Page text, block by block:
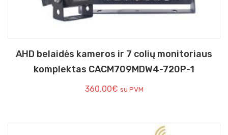
AHD belaidės kameros ir 7 colių monitoriaus
komplektas CACM709MDW4-720P-1
360.00€ su PVM